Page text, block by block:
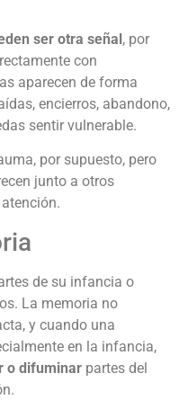
ser otra señal, por
con
aparecen de forma
encierros, abandono,
sentir vulnerable.
por supuesto, pero
junto a otros
de su infancia o
La memoria no
y cuando una
en la infancia,
o difuminar partes del